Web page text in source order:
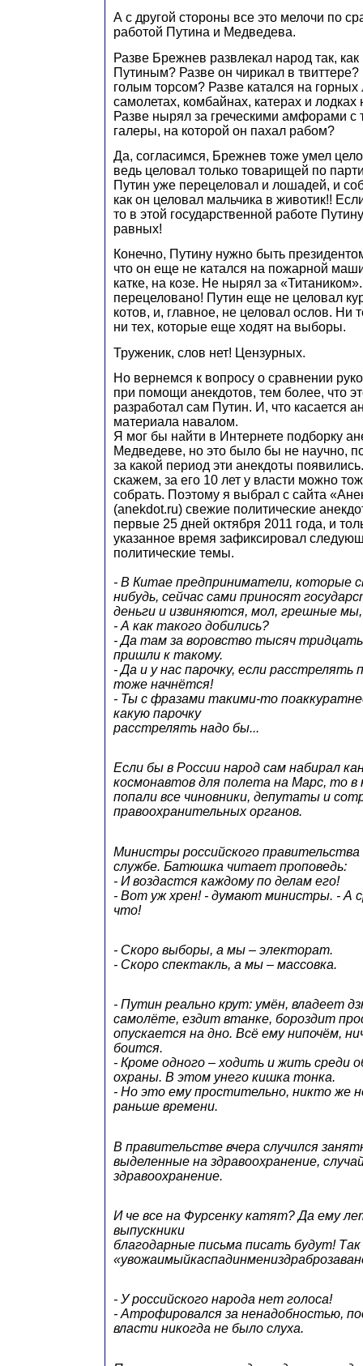
А с другой стороны все это мелочи по
работой Путина и Медведева.
Разве Брежнев развлекал народ так,
Путиным? Разве он чирикал в
голым торсом? Разве катался на
самолетах, комбайнах, катерах и лодках
Разве нырял за греческими амфорами с
галеры, на которой он пахал рабом?
Да, согласимся, Брежнев тоже умел
ведь целовал только товарищей по
Путин уже перецеловал и лошадей, и
как он целовал мальчика в животик!!
то в этой государственной работе
равных!
Конечно, Путину нужно быть
что он еще не катался на пожарной
катке, на козе. Не нырял за
перецеловано! Путин еще не целовал
котов, и, главное, не целовал ослов. Ни
ни тех, которые еще ходят на выборы.
Труженик, слов нет! Цензурных.
Но вернемся к вопросу о сравнении
при помощи анекдотов, тем более, что
разработал сам Путин. И, что касается
материала навалом.
Я мог бы найти в Интернете подборку
Медведеве, но это было бы не научно,
за какой период эти анекдоты
скажем, за его 10 лет у власти можно
собрать. Поэтому я выбрал с сайта
(anekdot.ru) свежие политические
первые 25 дней октября 2011 года, и
указанное время зафиксировал
политические темы.
- В Китае предприниматели, которые
нибудь, сейчас сами приносят
деньги и извиняются, мол, грешные
- А как такого добились?
- Да там за воровство тысяч
пришли к такому.
- Да и у нас парочку, если расстрелять
тоже начнётся!
- Ты с фразами такими-то
какую парочку
расстрелять надо бы...
Если бы в России народ сам набирал
космонавтов для полета на Марс, то в
попали все чиновники, депутаты и
правоохранительных органов.
Министры российского правительства
службе. Батюшка читает проповедь:
- И воздастся каждому по делам его!
- Вот уж хрен! - думают министры. - А
что!
- Скоро выборы, а мы – электорат.
- Скоро спектакль, а мы – массовка.
- Путин реально крут: умён, владеет
самолёте, ездит втанке, бороздит
опускается на дно. Всё ему нипочём,
боится.
- Кроме одного – ходить и жить среди
охраны. В этом унего кишка тонка.
- Но это ему простительно, никто же
раньше времени.
В правительстве вчера случился
выделенные на здравоохранение,
здравоохранение.
И че все на Фурсенку катят? Да ему
выпускники
благодарные письма писать будут!
- У российского народа нет голоса!
- Атрофировался за ненадобностью,
власти никогда не было слуха.